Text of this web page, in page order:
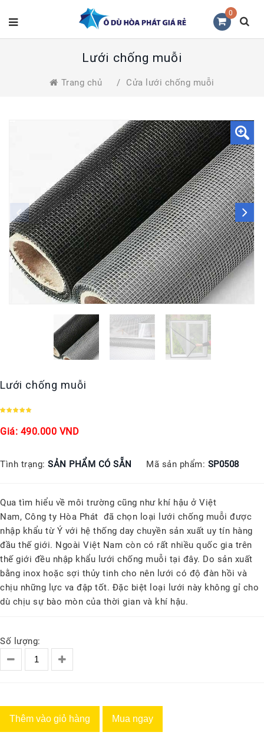
0
Lưới chống muỗi
Trang chủ / Cửa lưới chống muỗi
Lưới chống muỗi
Giá: 490.000 VND
Tình trạng: SẢN PHẨM CÓ SẴN Mã sản phẩm: SP0508
Qua tìm hiểu về môi trường cũng như khí hậu ở Việt
Nam, Công ty Hòa Phát đã chọn loại lưới chống muỗi được
nhập khẩu từ Ý với hệ thống day chuyền sản xuất uy tín hàng
đầu thế giới. Ngoài Việt Nam còn có rất nhiều quốc gia trên
thế giới đều nhập khẩu lưới chống muỗi tại đây. Do sản xuất
bằng inox hoặc sợi thủy tinh cho nên lưới có độ đàn hồi và
chịu những lực va đập tốt. Đặc biệt loại lưới này không gỉ cho
dù chịu sự bào mòn của thời gian và khí hậu.
Số lượng:
Thêm vào giỏ hàng Mua ngay